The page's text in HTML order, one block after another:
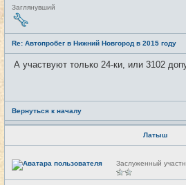
Н
е
в
т
и
Заглянувший
Re: Автопробег в Нижний Новгород в 2015 году
А участвуют только 24-ки, или 3102
Вернуться к началу
Латыш
Н
е
Заслуженный